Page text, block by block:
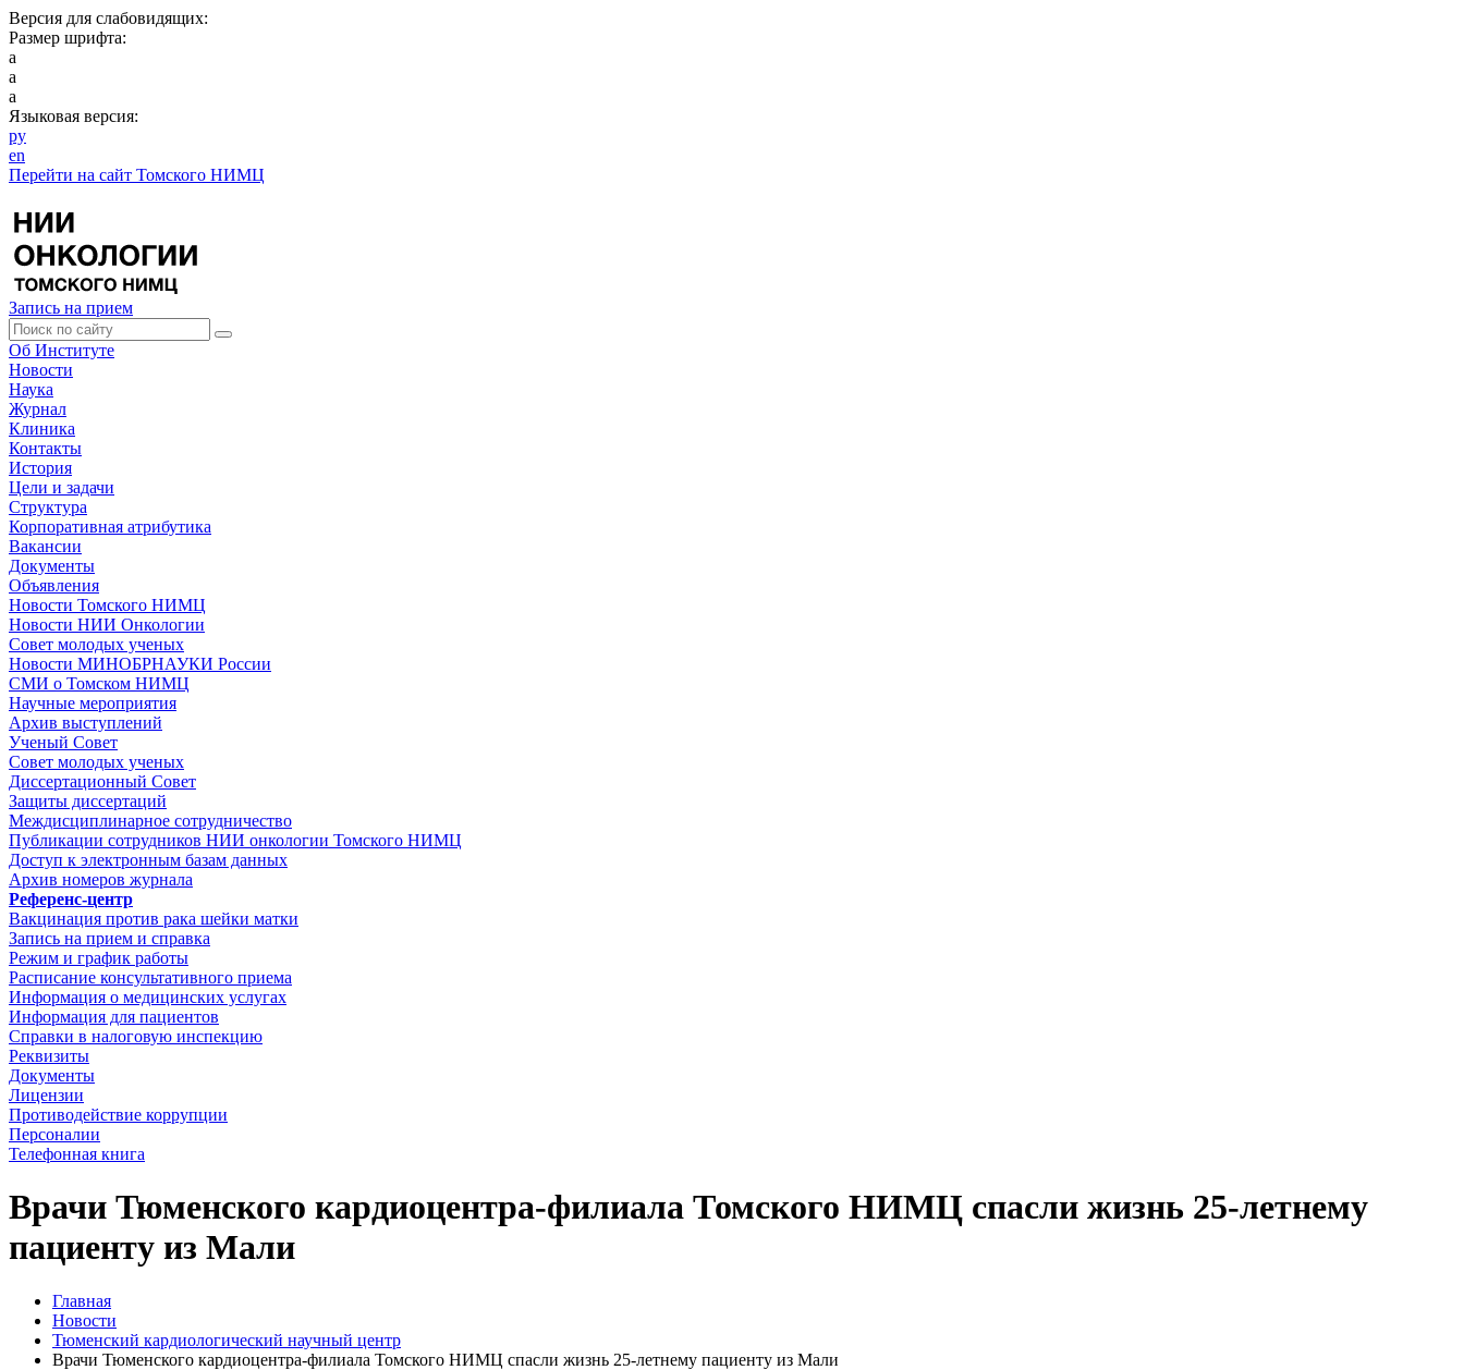
Версия для слабовидящих:
Размер шрифта:
a
a
a
Языковая версия:
ру
en
Перейти на сайт Томского НИМЦ
Запись на прием
Об Институте
Новости
Наука
Журнал
Клиника
Контакты
История
Цели и задачи
Структура
Корпоративная атрибутика
Вакансии
Документы
Объявления
Новости Томского НИМЦ
Новости НИИ Онкологии
Совет молодых ученых
Новости МИНОБРНАУКИ России
СМИ о Томском НИМЦ
Научные мероприятия
Архив выступлений
Ученый Совет
Совет молодых ученых
Диссертационный Совет
Защиты диссертаций
Междисциплинарное сотрудничество
Публикации сотрудников НИИ онкологии Томского НИМЦ
Доступ к электронным базам данных
Архив номеров журнала
Референс-центр
Вакцинация против рака шейки матки
Запись на прием и справка
Режим и график работы
Расписание консультативного приема
Информация о медицинских услугах
Информация для пациентов
Справки в налоговую инспекцию
Реквизиты
Документы
Лицензии
Противодействие коррупции
Персоналии
Телефонная книга
Врачи Тюменского кардиоцентра-филиала Томского НИМЦ спасли жизнь 25-летнему
пациенту из Мали
Главная
Новости
Тюменский кардиологический научный центр
Врачи Тюменского кардиоцентра-филиала Томского НИМЦ спасли жизнь 25-летнему пациенту из Мали